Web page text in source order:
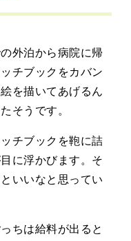
外泊から病院に帰
チブックをカバン
を描いてあげるん
そうです。
チブックを鞄に詰
に浮かびます。そ
いいなと思ってい
ちは給料が出ると